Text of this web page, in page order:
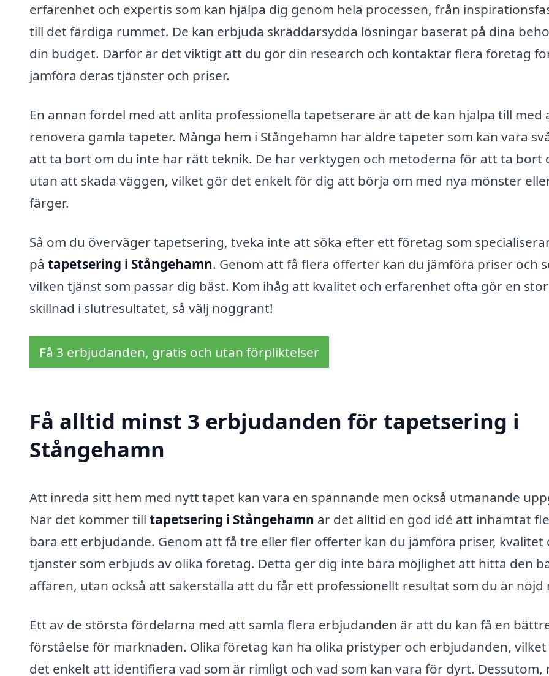
erfarenhet och expertis som kan hjälpa dig genom hela processen, från
till det färdiga rummet. De kan erbjuda skräddarsydda lösningar baserat på dina
din budget. Därför är det viktigt att du gör din research och kontaktar flera företag
jämföra deras tjänster och priser.
En annan fördel med att anlita professionella tapetserare är att de kan hjälpa till med
renovera gamla tapeter. Många hem i Stångehamn har äldre tapeter som kan vara
att ta bort om du inte har rätt teknik. De har verktygen och metoderna för att ta bort
utan att skada väggen, vilket gör det enkelt för dig att börja om med nya mönster
färger.
Så om du överväger tapetsering, tveka inte att söka efter ett företag som
på tapetsering i Stångehamn. Genom att få flera offerter kan du jämföra priser och
vilken tjänst som passar dig bäst. Kom ihåg att kvalitet och erfarenhet ofta gör en stor
skillnad i slutresultatet, så välj noggrant!
Få 3 erbjudanden, gratis och utan förpliktelser
Få alltid minst 3 erbjudanden för tapetsering i
Stångehamn
Att inreda sitt hem med nytt tapet kan vara en spännande men också utmanande
När det kommer till tapetsering i Stångehamn är det alltid en god idé att inhämtat
bara ett erbjudande. Genom att få tre eller fler offerter kan du jämföra priser, kvalitet
tjänster som erbjuds av olika företag. Detta ger dig inte bara möjlighet att hitta den
affären, utan också att säkerställa att du får ett professionellt resultat som du är nöjd
Ett av de största fördelarna med att samla flera erbjudanden är att du kan få en
förståelse för marknaden. Olika företag kan ha olika pristyper och erbjudanden,
det enkelt att identifiera vad som är rimligt och vad som kan vara för dyrt. Dessutom,